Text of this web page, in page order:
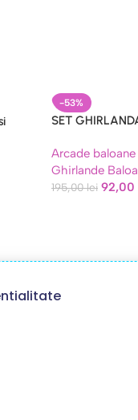
-53%
SET
Arcade
Ghirlande
195,00lei 92,00